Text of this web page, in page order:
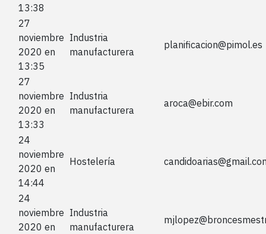
13:38
27
noviembre
2020 en
13:35
Industria
manufacturera
planificacion@pimol.es
27
noviembre
2020 en
13:33
Industria
manufacturera
aroca@ebir.com
24
noviembre
2020 en
14:44
Hostelería
24
noviembre
2020 en
Industria
manufacturera